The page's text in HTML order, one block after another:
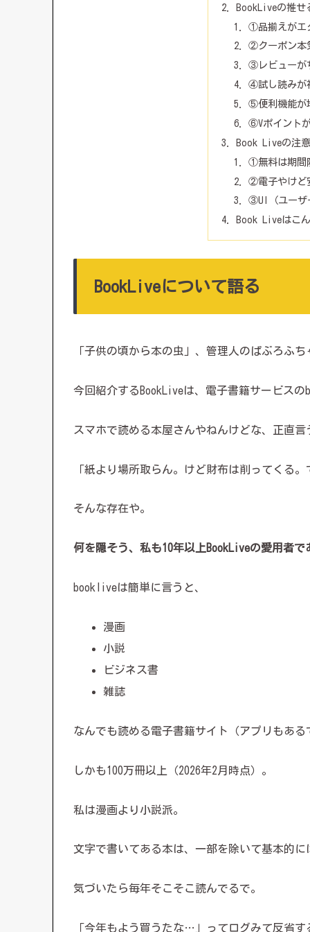
BookLiveの推せ
①品揃えがエ
②クーポン本
③レビューが
④試し読みが
⑤便利機能が
⑥Vポイント
Book Liveの注
①無料は期間
②電子やけど
③UI（ユーザ
Book Liveはこ
BookLiveについて語る
「子供の頃から本の虫」、管理人のぱぶろふち
今回紹介するBookLiveは、電子書籍サービス
スマホで読める本屋さんやねんけどな、正直言
「紙より場所取らん。けど財布は削ってくる
そんな存在や。
何を隠そう、私も10年以上BookLiveの愛用者で
bookliveは簡単に言うと、
漫画
小説
ビジネス書
雑誌
なんでも読める電子書籍サイト（アプリもある
しかも100万冊以上（2026年2月時点）。
私は漫画より小説派。
文字で書いてある本は、一部を除いて基本的
気づいたら毎年そこそこ読んでるで。
「今年もよう買うたな…」ってログみて反省